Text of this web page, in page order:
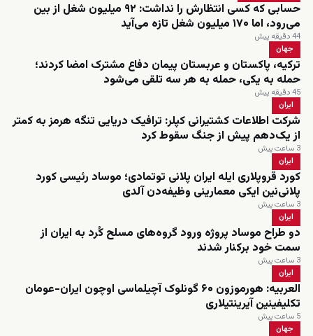
حسابی که کسی انتظارش را نداشت: ۹۲ میلیون شغل از بین
می‌رود، اما ۱۷۰ میلیون شغل تازه می‌آید
44 دقیقه پیش
جهان
ترکیه، پاکستان و عربستان پیمان دفاع مشترک امضا کردند؛
حمله به یکی، حمله به هر سه تلقی می‌شود
45 دقیقه پیش
ایران
شرکت اطلاعات کشتیرانی کپلر: ترافیک دریایی تنگه هرمز به کمتر
از یک‌دهم پیش از جنگ سقوط کرد
3 ساعت پیش
ایران
کورد قروپلاری ایله ایران پلانی توتمادی؛ موساد رئیسی کورد
پلانی‌نین ایکی معمارینی وظیفه‌دن آلدی
3 ساعت پیش
ایران
دو طراح موساد پروژه ورود گروه‌های مسلح کُرد به ایران از
سمت خود برکنار شدند
3 ساعت پیش
ایران
العربیه: هورموزون ۶۰ گونلوک آچیلماسی اوچون ایران-عومان
تکلیفینین آیرینتیلاری
5 ساعت پیش
جهان